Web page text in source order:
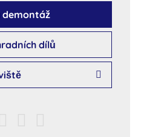
demontáž
dílů